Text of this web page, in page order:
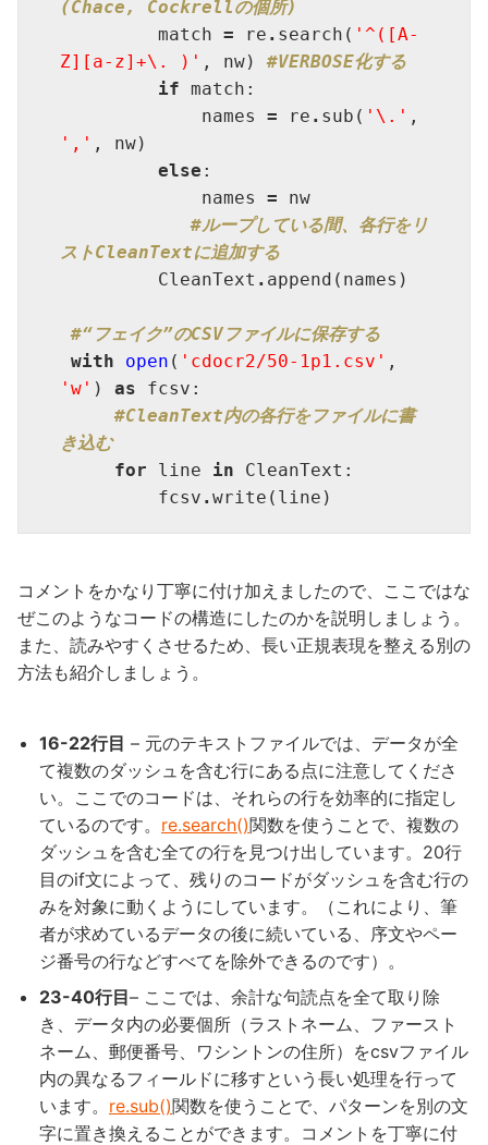
(Chace, Cockrellの個所)
match = re . search( '^([A-
Z][a-z]+\. )' , nw) #VERBOSE化する
if match:
names = re . sub( '\.'
',' , nw)
else :
names = nw
#ループしている間、各行をリ
ストCleanTextに追加する
CleanText . append(names)
#“フェイク”のCSVファイルに保存する
with
open ( 'cdocr2/50-1p1.csv'
'w' ) as fcsv:
#CleanText内の各行をファイルに書
き込む
for line in CleanText:
fcsv . write(line)
コメントをかなり丁寧に付け加えましたので、ここではな
ぜこのようなコードの構造にしたのかを説明しましょう。
また、読みやすくさせるため、長い正規表現を整える別の
方法も紹介しましょう。
16-22行目 – 元のテキストファイルでは、データが全
て複数のダッシュを含む行にある点に注意してくださ
い。ここでのコードは、それらの行を効率的に指定し
ているのです。 re.search()関数を使うことで、複数の
ダッシュを含む全ての行を見つけ出しています。20行
目のif文によって、残りのコードがダッシュを含む行の
みを対象に動くようにしています。（これにより、筆
者が求めているデータの後に続いている、序文やペー
ジ番号の行などすべてを除外できるのです）。
23-40行目– ここでは、余計な句読点を全て取り除
き、データ内の必要個所（ラストネーム、ファースト
ネーム、郵便番号、ワシントンの住所）をcsvファイル
内の異なるフィールドに移すという長い処理を行って
います。 re.sub()関数を使うことで、パターンを別の文
字に置き換えることができます。コメントを丁寧に付